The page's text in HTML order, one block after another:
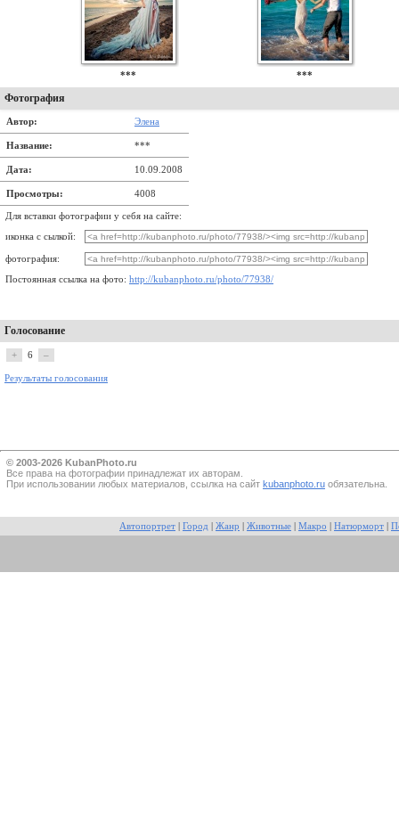
*** ***
Фотография
Автор: Элена
Название: ***
Дата: 10.09.2008
Просмотры: 4008
Для вставки фотографии у себя на сайте:
иконка с сылкой:
фотография:
Постоянная ссылка на фото: http://kubanphoto.ru/photo/77938/
Голосование
+ 6 –
Результаты голосования
© 2003-2026 KubanPhoto.ru
Все прaва на фотографии принадлежат их авторам.
При использовании любых материалов, ссылка на сайт kubanphoto.ru обязательна.
Автопортрет Город Жанр Животные Макро Натюрморт